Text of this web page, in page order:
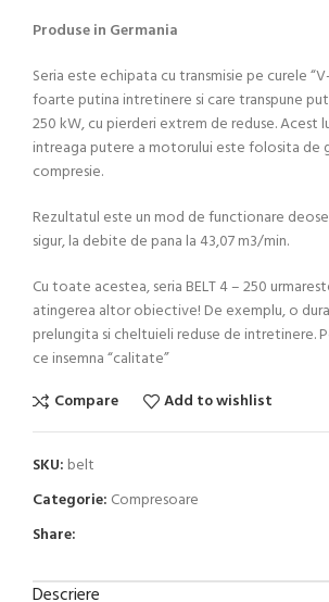
Produse in Germania
Seria este echipata cu transmisie pe curele
foarte putina intretinere si care transpune
250 kW, cu pierderi extrem de reduse. Acest
intreaga putere a motorului este folosita de
compresie.
Rezultatul este un mod de functionare
sigur, la debite de pana la 43,07 m3/min.
Cu toate acestea, seria BELT 4 – 250
atingerea altor obiective! De exemplu, o
prelungita si cheltuieli reduse de intretinere.
ce insemna “calitate”
Compare
Add to wishlist
SKU: belt
Categorie: Compresoare
Share:
Descriere